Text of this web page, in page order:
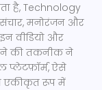
है, Technology
मनोरंजन और
वीडियो और
की तकनीकने
प्लेटफ़ॉर्म,ऐसे
एकीकृत रूप में